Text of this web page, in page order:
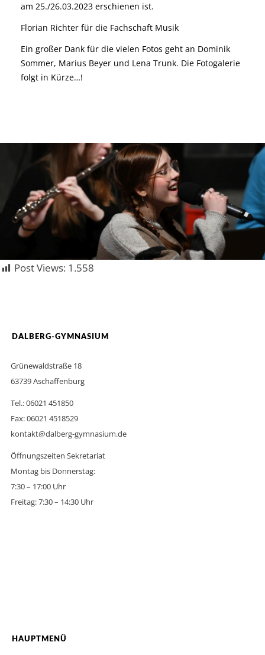
am 25./26.03.2023 erschienen ist.
Florian Richter für die Fachschaft Musik
Ein großer Dank für die vielen Fotos geht an Dominik
Sommer, Marius Beyer und Lena Trunk. Die Fotogalerie
folgt in Kürze…!
Post Views: 1.558
DALBERG-GYMNASIUM
Grünewaldstraße 18
63739 Aschaffenburg
Tel.: 06021 451850
Fax: 06021 4518529
kontakt@dalberg-gymnasium.de
Öffnungszeiten Sekretariat
Montag bis Donnerstag:
7:30 – 17:00 Uhr
Freitag: 7:30 – 14:30 Uhr
HAUPTMENÜ